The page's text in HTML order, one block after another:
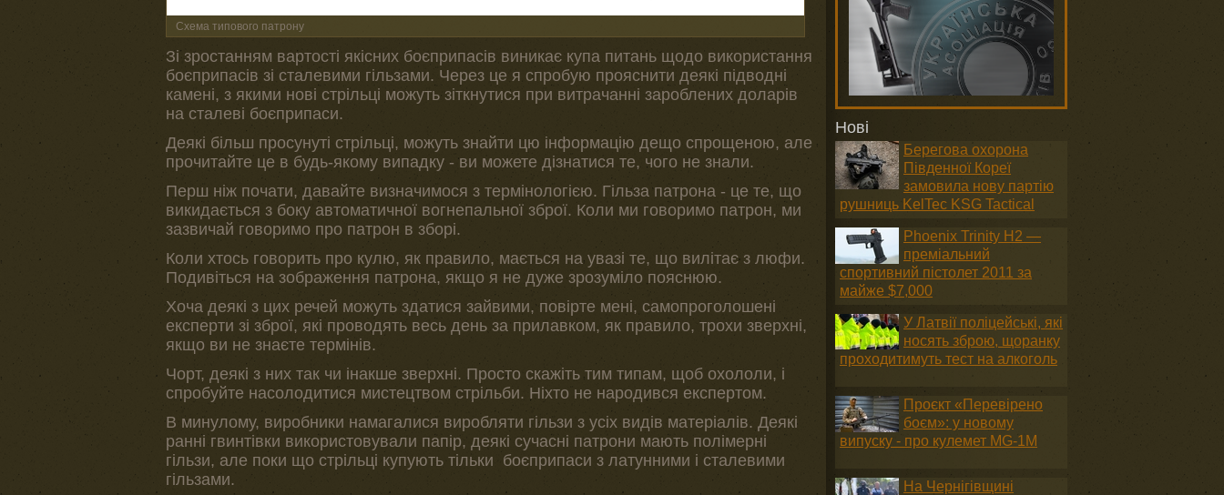
Схема типового патрону
Зі зростанням вартості якісних боєприпасів виникає купа питань щодо використання
боєприпасів зі сталевими гільзами. Через це я спробую прояснити деякі підводні
камені, з якими нові стрільці можуть зіткнутися при витрачанні зароблених доларів
на сталеві боєприпаси.
Деякі більш просунуті стрільці, можуть знайти цю інформацію дещо спрощеною, але
прочитайте це в будь-якому випадку - ви можете дізнатися те, чого не знали.
Перш ніж почати, давайте визначимося з термінологією. Гільза патрона - це те, що
викидається з боку автоматичної вогнепальної зброї. Коли ми говоримо патрон, ми
зазвичай говоримо про патрон в зборі.
Коли хтось говорить про кулю, як правило, мається на увазі те, що вилітає з люфи.
Подивіться на зображення патрона, якщо я не дуже зрозуміло пояснюю.
Хоча деякі з цих речей можуть здатися зайвими, повірте мені, самопроголошені
експерти зі зброї, які проводять весь день за прилавком, як правило, трохи зверхні,
якщо ви не знаєте термінів.
Чорт, деякі з них так чи інакше зверхні. Просто скажіть тим типам, щоб охололи, і
спробуйте насолодитися мистецтвом стрільби. Ніхто не народився експертом.
В минулому, виробники намагалися виробляти гільзи з усіх видів матеріалів. Деякі
ранні гвинтівки використовували папір, деякі сучасні патрони мають полімерні
гільзи, але поки що стрільці купують тільки боєприпаси з латунними і сталевими
гільзами.
Нові
Берегова охорона
Південної Кореї
замовила нову партію
рушниць KelTec KSG Tactical
Phoenix Trinity H2 —
преміальний
спортивний пістолет 2011 за
майже $7,000
У Латвії поліцейські, які
носять зброю, щоранку
проходитимуть тест на алкоголь
Проєкт «Перевірено
боєм»: у новому
випуску - про кулемет MG-1М
На Чернігівщині